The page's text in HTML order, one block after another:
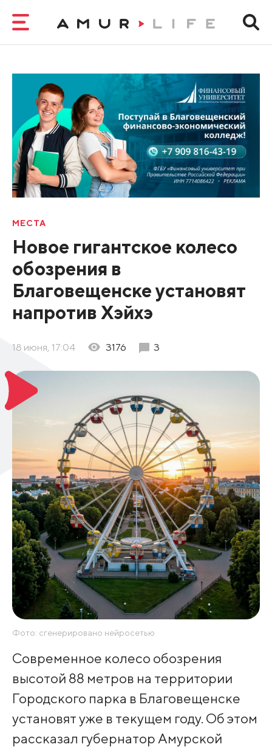
МЕСТА
Новое гигантское колесо
обозрения в
Благовещенске установят
напротив Хэйхэ
18 июня, 17:04 3176 3
Фото: сгенерировано нейросетью
Современное колесо обозрения
высотой 88 метров на территории
Городского парка в Благовещенске
установят уже в текущем году. Об этом
рассказал губернатор Амурской